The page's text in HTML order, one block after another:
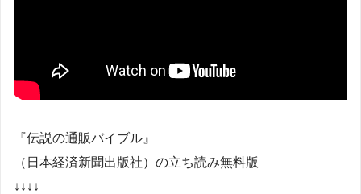
『伝説の通販バイブル』
（日本経済新聞出版社）の立ち読み無料版
↓↓↓↓